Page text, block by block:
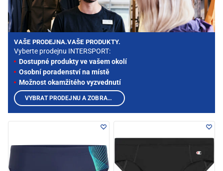
VAŠE PRODEJNA.VAŠE PRODUKTY.
Vyberte prodejnu INTERSPORT:
Dostupné produkty ve vašem okolí
Osobní poradenství na místě
Možnost okamžitého vyzvednutí
VYBRAT PRODEJNU A ZOBRAZIT PRODUKTY